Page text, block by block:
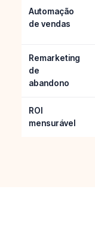
Automação
de vendas
Remarketing
de
abandono
ROI
mensurável